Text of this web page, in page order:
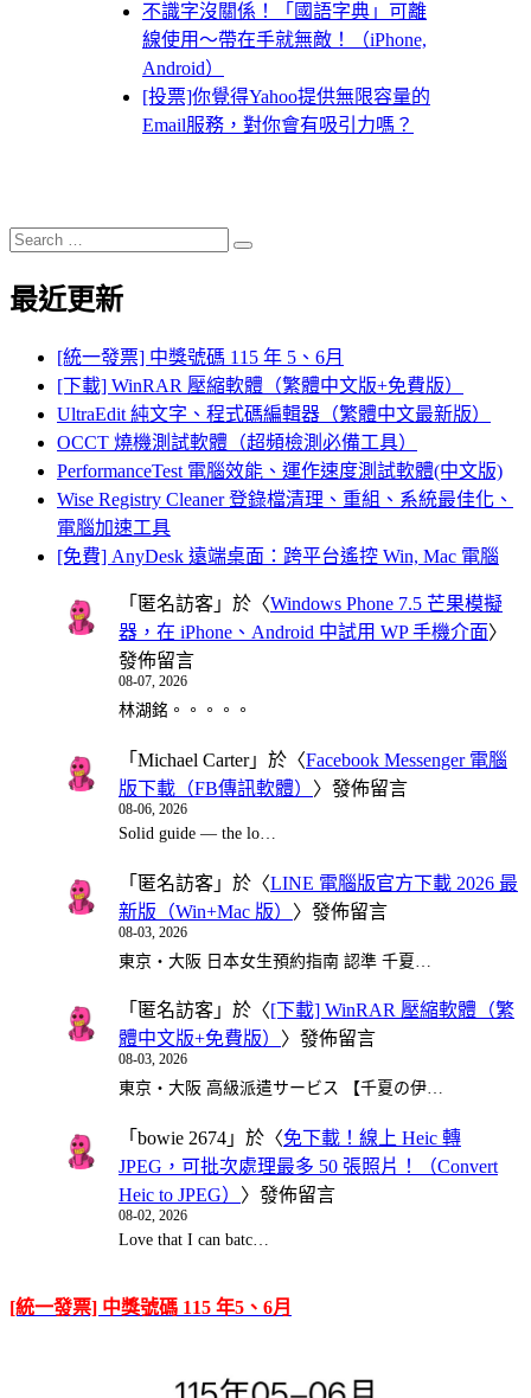
不識字沒關係！「國語字典」可離
線使用～帶在手就無敵！（iPhone,
Android）
[投票]你覺得Yahoo提供無限容量的
Email服務，對你會有吸引力嗎？
Search
for:
Search
最近更新
[統一發票] 中獎號碼 115 年 5、6月
[下載] WinRAR 壓縮軟體（繁體中文版+免費版）
UltraEdit 純文字、程式碼編輯器（繁體中文最新版）
OCCT 燒機測試軟體（超頻檢測必備工具）
PerformanceTest 電腦效能、運作速度測試軟體(中文版)
Wise Registry Cleaner 登錄檔清理、重組、系統最佳化、
電腦加速工具
[免費] AnyDesk 遠端桌面：跨平台遙控 Win, Mac 電腦
「 匿名訪客 」於〈Windows Phone 7.5 芒果模擬
器，在 iPhone、Android 中試用 WP 手機介面〉
發佈留言
08-07, 2026
林湖銘。。。。。
「 Michael Carter」於〈Facebook Messenger 電腦
版下載（FB傳訊軟體） 〉發佈留言
08-06, 2026
Solid guide — the lo…
「 匿名訪客 」於〈LINE 電腦版官方下載 2026 最
新版（Win+Mac 版） 〉發佈留言
08-03, 2026
東京・大阪 日本女生預約指南 認準 千夏…
「 匿名訪客 」於〈[下載] WinRAR 壓縮軟體（繁
體中文版+免費版） 〉發佈留言
08-03, 2026
東京・大阪 高級派遣サービス 【千夏の伊…
「 bowie 2674 」於〈免下載！線上 Heic 轉
JPEG，可批次處理最多 50 張照片！（Convert
Heic to JPEG） 〉發佈留言
08-02, 2026
Love that I can batc…
[統一發票] 中獎號碼 115 年5、6月